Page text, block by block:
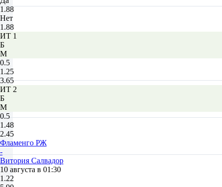
1.88
Нет
1.88
ИТ 1
Б
М
0.5
1.25
3.65
ИТ 2
Б
М
0.5
1.48
2.45
Фламенго РЖ
-
Витория Салвадор
10 августа в 01:30
1.22